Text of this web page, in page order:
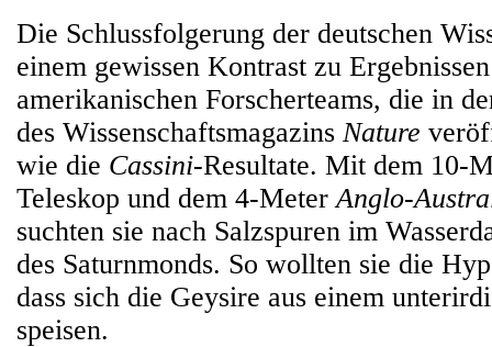
Die Schlussfolgerung der deutschen
einem gewissen Kontrast zu
amerikanischen Forscherteams, die in
des Wissenschaftsmagazins Nature
wie die Cassini-Resultate. Mit dem 10-
Teleskop und dem 4-MeterAnglo-
suchten sie nach Salzspuren im
des Saturnmonds. So wollten sie die
dass sich die Geysire aus einem
speisen.